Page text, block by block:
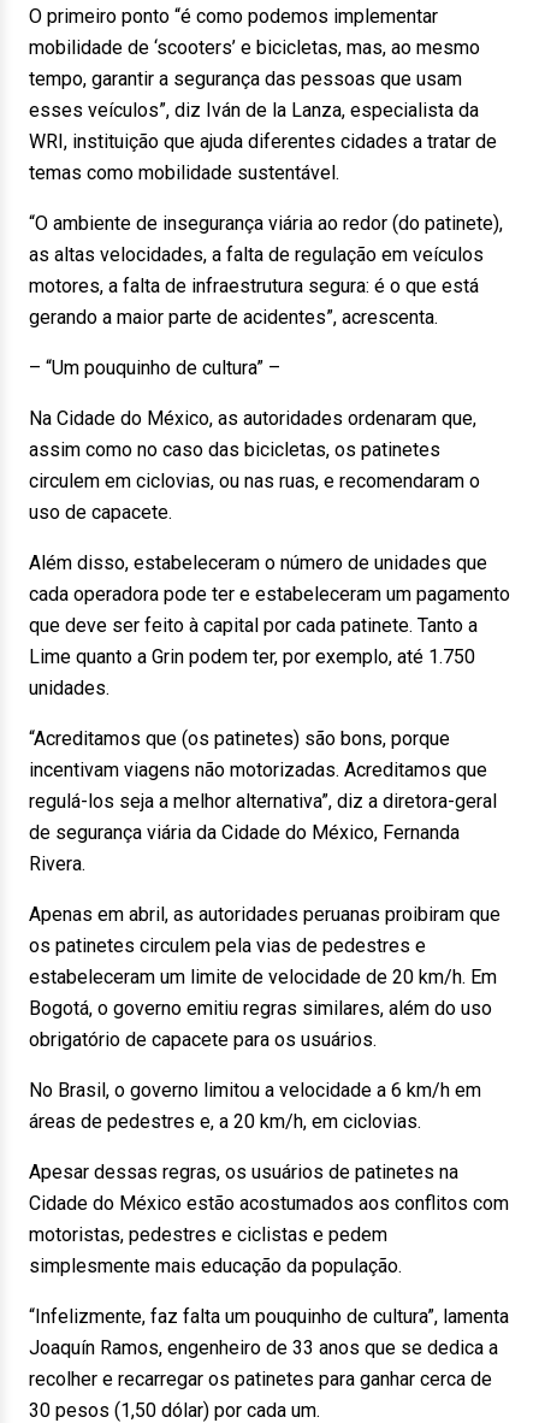
O primeiro ponto “é como podemos implementar
mobilidade de ‘scooters’ e bicicletas, mas, ao mesmo
tempo, garantir a segurança das pessoas que usam
esses veículos”, diz Iván de la Lanza, especialista da
WRI, instituição que ajuda diferentes cidades a tratar de
temas como mobilidade sustentável.
“O ambiente de insegurança viária ao redor (do patinete),
as altas velocidades, a falta de regulação em veículos
motores, a falta de infraestrutura segura: é o que está
gerando a maior parte de acidentes”, acrescenta.
– “Um pouquinho de cultura” –
Na Cidade do México, as autoridades ordenaram que,
assim como no caso das bicicletas, os patinetes
circulem em ciclovias, ou nas ruas, e recomendaram o
uso de capacete.
Além disso, estabeleceram o número de unidades que
cada operadora pode ter e estabeleceram um pagamento
que deve ser feito à capital por cada patinete. Tanto a
Lime quanto a Grin podem ter, por exemplo, até 1.750
unidades.
“Acreditamos que (os patinetes) são bons, porque
incentivam viagens não motorizadas. Acreditamos que
regulá-los seja a melhor alternativa”, diz a diretora-geral
de segurança viária da Cidade do México, Fernanda
Rivera.
Apenas em abril, as autoridades peruanas proibiram que
os patinetes circulem pela vias de pedestres e
estabeleceram um limite de velocidade de 20 km/h. Em
Bogotá, o governo emitiu regras similares, além do uso
obrigatório de capacete para os usuários.
No Brasil, o governo limitou a velocidade a 6 km/h em
áreas de pedestres e, a 20 km/h, em ciclovias.
Apesar dessas regras, os usuários de patinetes na
Cidade do México estão acostumados aos conflitos com
motoristas, pedestres e ciclistas e pedem
simplesmente mais educação da população.
“Infelizmente, faz falta um pouquinho de cultura”, lamenta
Joaquín Ramos, engenheiro de 33 anos que se dedica a
recolher e recarregar os patinetes para ganhar cerca de
30 pesos (1,50 dólar) por cada um.